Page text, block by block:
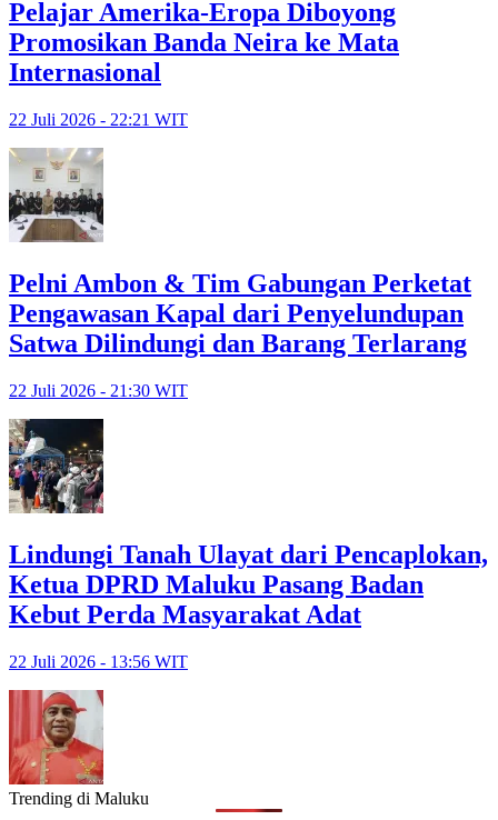
Pelajar Amerika-Eropa Diboyong
Promosikan Banda Neira ke Mata
Internasional
22 Juli 2026 - 22:21 WIT
Pelni Ambon & Tim Gabungan Perketat
Pengawasan Kapal dari Penyelundupan
Satwa Dilindungi dan Barang Terlarang
22 Juli 2026 - 21:30 WIT
Lindungi Tanah Ulayat dari Pencaplokan,
Ketua DPRD Maluku Pasang Badan
Kebut Perda Masyarakat Adat
22 Juli 2026 - 13:56 WIT
Trending di Maluku